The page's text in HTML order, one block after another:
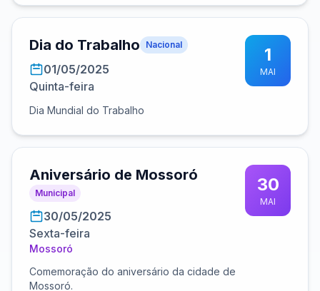
Dia do Trabalho Nacional
01/05/2025
Quinta-feira
Dia Mundial do Trabalho
1
MAI
Aniversário de Mossoró
Municipal
30/05/2025
Sexta-feira
Mossoró
Comemoração do aniversário da cidade de
Mossoró.
30
MAI